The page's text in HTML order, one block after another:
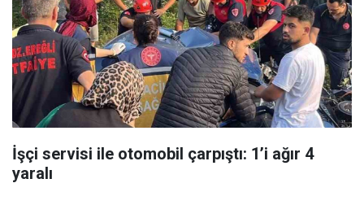
İşçi servisi ile otomobil çarpıştı: 1’i ağır 4
yaralı